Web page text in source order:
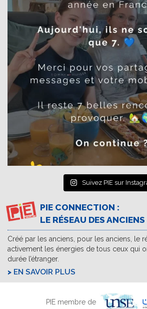
Suivez PIE sur
PIE CONNECTION :
LE RÉSEAU DES ANCIENS
Créé par les anciens, pour les anciens, le
activement les énergies de tous ceux qui
durée l’étranger.
EN SAVOIR PLUS
PIE membre de